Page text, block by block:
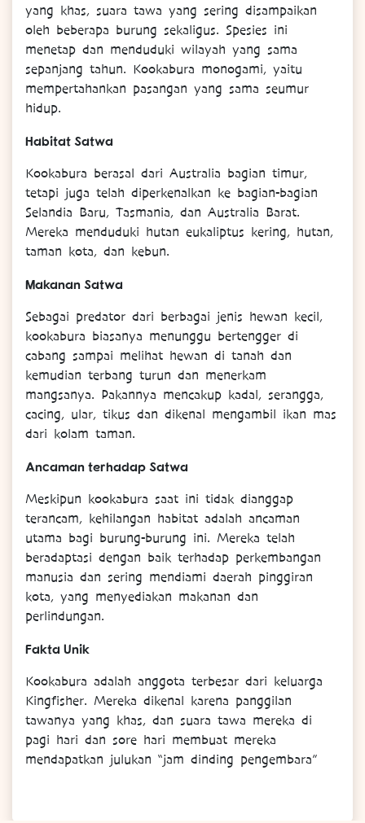
yang khas, suara tawa yang sering disampaikan
oleh beberapa burung sekaligus. Spesies ini
menetap dan menduduki wilayah yang sama
sepanjang tahun. Kookabura monogami, yaitu
mempertahankan pasangan yang sama seumur
hidup.
Habitat Satwa
Kookabura berasal dari Australia bagian timur,
tetapi juga telah diperkenalkan ke bagian-bagian
Selandia Baru, Tasmania, dan Australia Barat.
Mereka menduduki hutan eukaliptus kering, hutan,
taman kota, dan kebun.
Makanan Satwa
Sebagai predator dari berbagai jenis hewan kecil,
kookabura biasanya menunggu bertengger di
cabang sampai melihat hewan di tanah dan
kemudian terbang turun dan menerkam
mangsanya. Pakannya mencakup kadal, serangga,
cacing, ular, tikus dan dikenal mengambil ikan mas
dari kolam taman.
Ancaman terhadap Satwa
Meskipun kookabura saat ini tidak dianggap
terancam, kehilangan habitat adalah ancaman
utama bagi burung-burung ini. Mereka telah
beradaptasi dengan baik terhadap perkembangan
manusia dan sering mendiami daerah pinggiran
kota, yang menyediakan makanan dan
perlindungan.
Fakta Unik
Kookabura adalah anggota terbesar dari keluarga
Kingfisher. Mereka dikenal karena panggilan
tawanya yang khas, dan suara tawa mereka di
pagi hari dan sore hari membuat mereka
mendapatkan julukan “jam dinding pengembara”